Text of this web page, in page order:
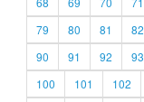
79
80 81 82
90
91 92 93
100
101 102